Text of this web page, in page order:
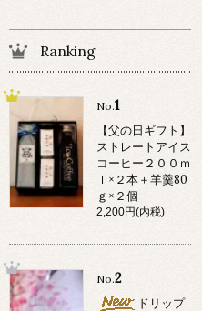
Ranking
No.1
【父の日ギフト】
ストレートアイス
コーヒー２００ｍ
ｌ×２本＋羊羹80
ｇ×２個
2,200円(内税)
No.2
ドリップ